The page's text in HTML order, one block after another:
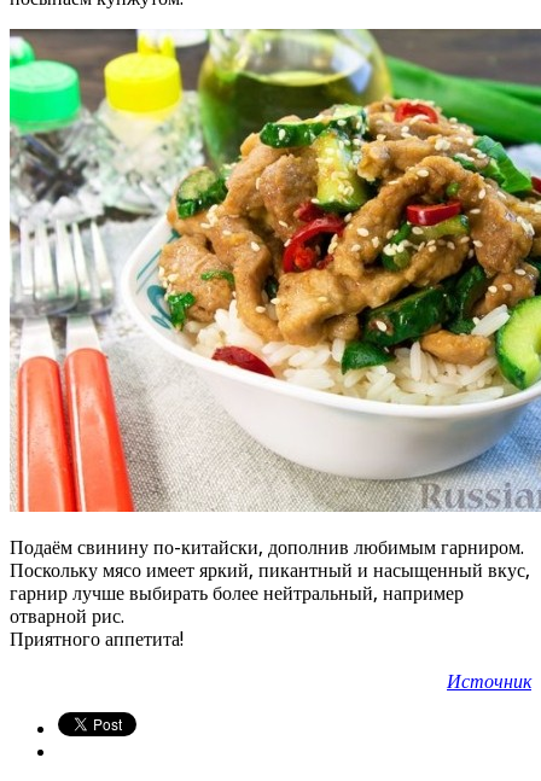
Подаём свинину по-китайски, дополнив любимым гарниром.
Поскольку мясо имеет яркий, пикантный и насыщенный вкус,
гарнир лучше выбирать более нейтральный, например
отварной рис.
Приятного аппетита!
Источник